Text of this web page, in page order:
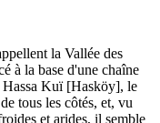
la Vallée des
à la base d'une chaîne
Kuï [Hasköy], le
tous les côtés, et, vu
et arides, il semble